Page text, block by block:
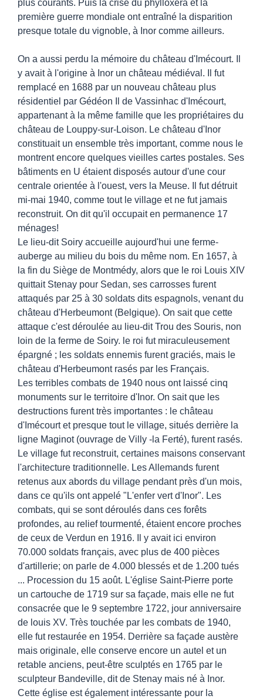
plus courants. Puis la crise du phylloxera et la
première guerre mondiale ont entraîné la disparition
presque totale du vignoble, à Inor comme ailleurs.
On a aussi perdu la mémoire du château d'Imécourt. Il
y avait à l'origine à Inor un château médiéval. Il fut
remplacé en 1688 par un nouveau château plus
résidentiel par Gédéon Il de Vassinhac d'Imécourt,
appartenant à la même famille que les propriétaires du
château de Louppy-sur-Loison. Le château d'Inor
constituait un ensemble très important, comme nous le
montrent encore quelques vieilles cartes postales. Ses
bâtiments en U étaient disposés autour d'une cour
centrale orientée à l'ouest, vers la Meuse. Il fut détruit
mi-mai 1940, comme tout le village et ne fut jamais
reconstruit. On dit qu'il occupait en permanence 17
ménages!
Le lieu-dit Soiry accueille aujourd'hui une ferme-
auberge au milieu du bois du même nom. En 1657, à
la fin du Siège de Montmédy, alors que le roi Louis XIV
quittait Stenay pour Sedan, ses carrosses furent
attaqués par 25 à 30 soldats dits espagnols, venant du
château d'Herbeumont (Belgique). On sait que cette
attaque c'est déroulée au lieu-dit Trou des Souris, non
loin de la ferme de Soiry. le roi fut miraculeusement
épargné ; les soldats ennemis furent graciés, mais le
château d'Herbeumont rasés par les Français.
Les terribles combats de 1940 nous ont laissé cinq
monuments sur le territoire d'Inor. On sait que les
destructions furent très importantes : le château
d'Imécourt et presque tout le village, situés derrière la
ligne Maginot (ouvrage de Villy -la Ferté), furent rasés.
Le village fut reconstruit, certaines maisons conservant
l'architecture traditionnelle. Les Allemands furent
retenus aux abords du village pendant près d'un mois,
dans ce qu'ils ont appelé "L'enfer vert d'Inor". Les
combats, qui se sont déroulés dans ces forêts
profondes, au relief tourmenté, étaient encore proches
de ceux de Verdun en 1916. Il y avait ici environ
70.000 soldats français, avec plus de 400 pièces
d'artillerie; on parle de 4.000 blessés et de 1.200 tués
... Procession du 15 août. L'église Saint-Pierre porte
un cartouche de 1719 sur sa façade, mais elle ne fut
consacrée que le 9 septembre 1722, jour anniversaire
de louis XV. Très touchée par les combats de 1940,
elle fut restaurée en 1954. Derrière sa façade austère
mais originale, elle conserve encore un autel et un
retable anciens, peut-être sculptés en 1765 par le
sculpteur Bandeville, dit de Stenay mais né à Inor.
Cette église est également intéressante pour la